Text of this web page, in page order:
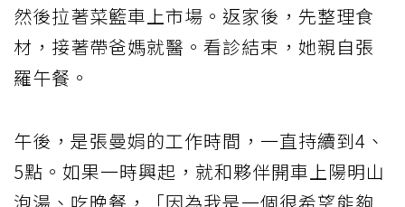
然後拉著菜籃車上市場。返家後，先整理食
材，接著帶爸媽就醫。看診結束，她親自張
羅午餐。
午後，是張曼娟的工作時間，一直持續到4、
5點。如果一時興起，就和夥伴開車上陽明山